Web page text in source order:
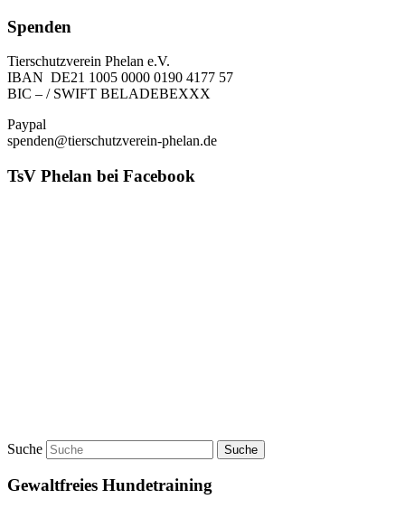
Spenden
Tierschutzverein Phelan e.V.
IBAN DE21 1005 0000 0190 4177 57
BIC – / SWIFT BELADEBEXXX
Paypal
spenden@tierschutzverein-phelan.de
TsV Phelan bei Facebook
Suche
Gewaltfreies Hundetraining